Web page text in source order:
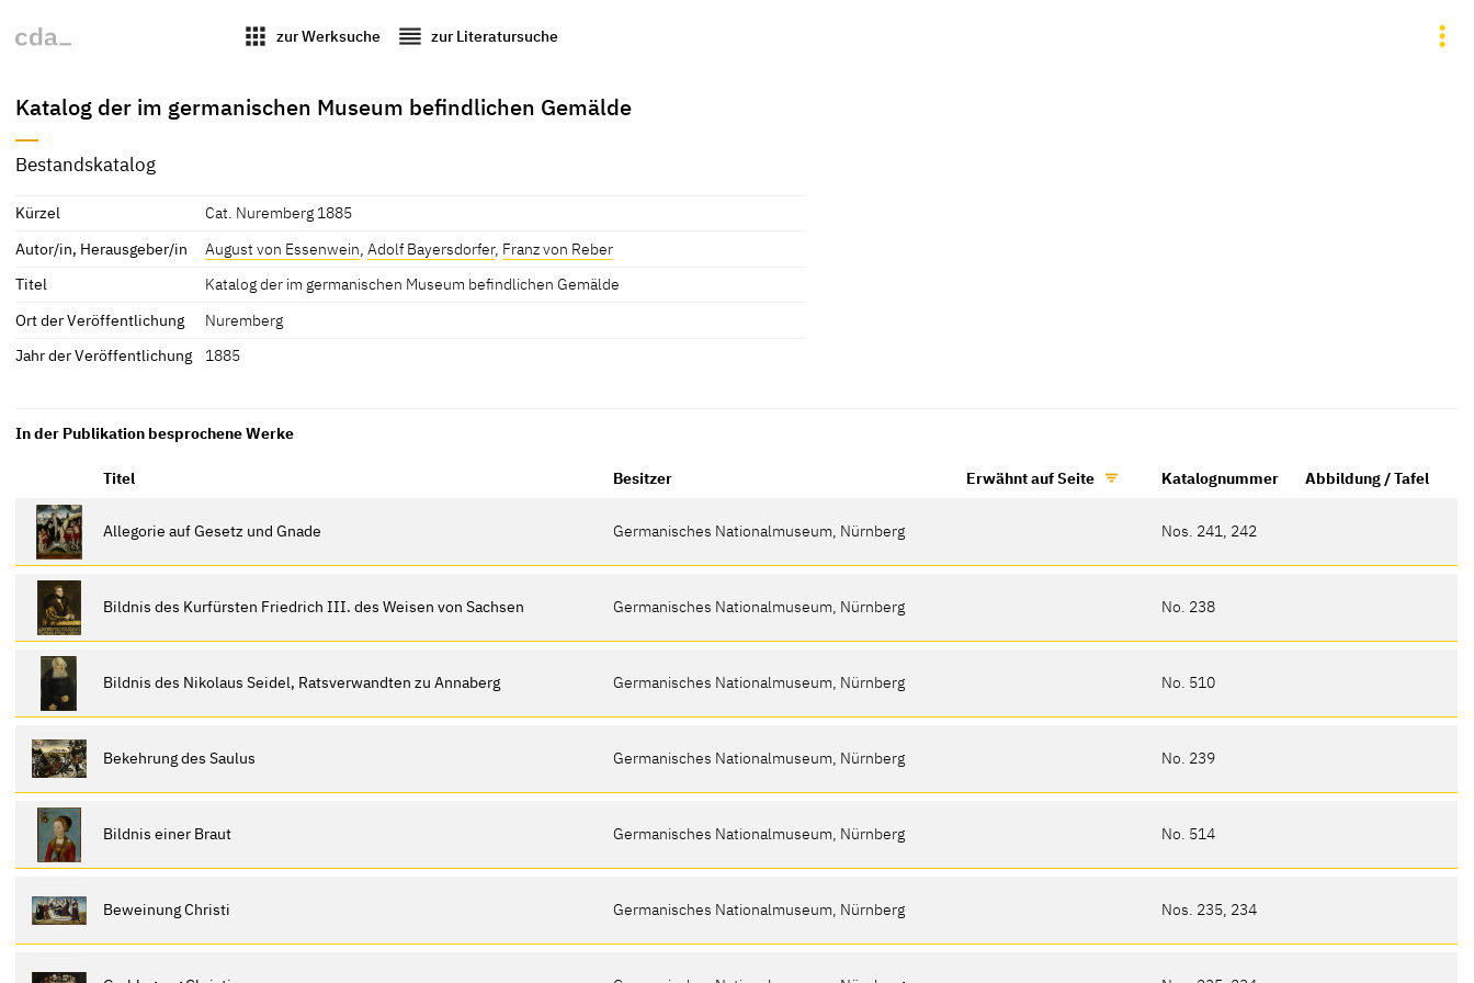
apps zur Werksuche reorder zur Literatursuche
Katalog der im germanischen Museum befindlichen Gemälde
Bestandskatalog
Kürzel
Cat. Nuremberg 1885
Autor/in, Herausgeber/in
August von Essenwein,Adolf Bayersdorfer, Franz von Reber
Titel
Katalog der im germanischen Museum befindlichen Gemälde
Ort der Veröffentlichung
Nuremberg
Jahr der Veröffentlichung
1885
In der Publikation besprochene Werke
Titel Besitzer Erwähnt auf Seite Katalognummer Abbildung / Tafel
Allegorie auf Gesetz und Gnade Germanisches Nationalmuseum, Nürnberg Nos. 241, 242
Bildnis des Kurfürsten Friedrich III. des Weisen von Sachsen Germanisches Nationalmuseum, Nürnberg No. 238
Bildnis des Nikolaus Seidel, Ratsverwandten zu Annaberg Germanisches Nationalmuseum, Nürnberg No. 510
Bekehrung des Saulus Germanisches Nationalmuseum, Nürnberg No. 239
Bildnis einer Braut Germanisches Nationalmuseum, Nürnberg No. 514
Beweinung Christi Germanisches Nationalmuseum, Nürnberg Nos. 235, 234